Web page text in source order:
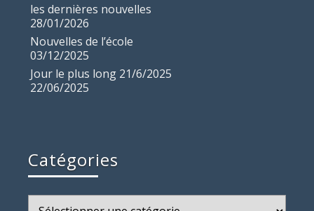
les dernières nouvelles
28/01/2026
Nouvelles de l’école
03/12/2025
Jour le plus long 21/6/2025
22/06/2025
Catégories